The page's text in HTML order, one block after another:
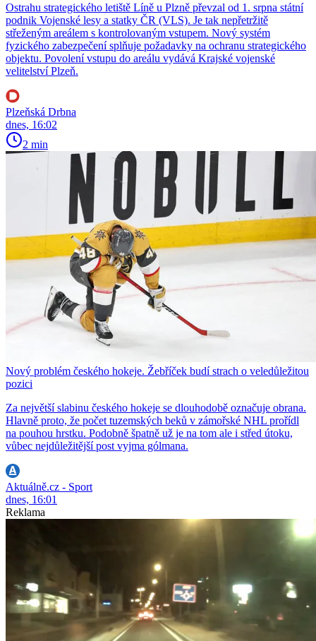
Ostrahu strategického letiště Líně u Plzně převzal od 1. srpna státní
podnik Vojenské lesy a statky ČR (VLS). Je tak nepřetržitě
střeženým areálem s kontrolovaným vstupem. Nový systém
fyzického zabezpečení splňuje požadavky na ochranu strategického
objektu. Povolení vstupu do areálu vydává Krajské vojenské
velitelství Plzeň.
Plzeňská Drbna
dnes, 16:02
2 min
Nový problém českého hokeje. Žebříček budí strach o veledůležitou
pozici
Za největší slabinu českého hokeje se dlouhodobě označuje obrana.
Hlavně proto, že počet tuzemských beků v zámořské NHL prořídl
na pouhou hrstku. Podobně špatně už je na tom ale i střed útoku,
vůbec nejdůležitější post vyjma gólmana.
Aktuálně.cz - Sport
dnes, 16:01
Reklama